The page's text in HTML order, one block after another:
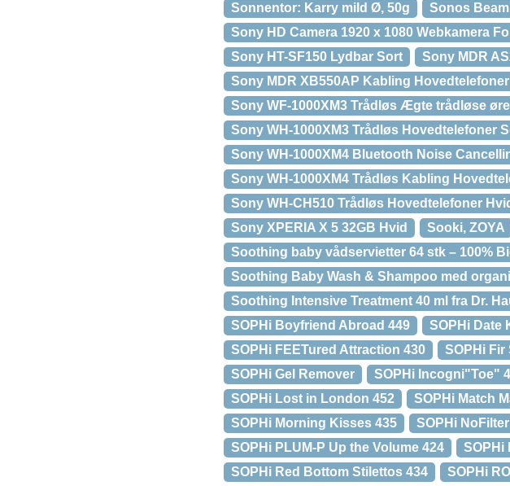
Sonnentor: Karry mild Ø, 50g
Sonos
Sony HD Camera 1920 x 1080 Webkamera
Sony HT-SF150 Lydbar Sort
Sony MDR
Sony MDR XB550AP Kabling Hovedtelefoner
Sony WF-1000XM3 Trådløs Ægte trådløse
Sony WH-1000XM3 Trådløs Hovedtelefoner
Sony WH-1000XM4 Bluetooth Noise
Sony WH-1000XM4 Trådløs Kabling
Sony WH-CH510 Trådløs Hovedtelefoner
Sony XPERIA X 5 32GB Hvid
Sooki, ZOYA
Soothing baby vådservietter 64 stk – 100%
Soothing Baby Wash & Shampoo med
Soothing Intensive Treatment 40 ml fra Dr.
SOPHi Boyfriend Abroad 449
SOPHi Date
SOPHi FEETured Attraction 430
SOPHi Fir
SOPHi Gel Remover
SOPHi Incogni"Toe"
SOPHi Lost in London 452
SOPHi Match
SOPHi Morning Kisses 435
SOPHi
SOPHi PLUM-P Up the Volume 424
SOPHi
SOPHi Red Bottom Stilettos 434
SOPHi